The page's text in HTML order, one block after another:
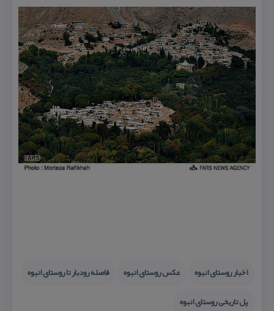
اخبار روستای انبوه عكس روستای انبوه
فاصله رودبار تا روستای انبوه
پل تاریخی روستای انبوه